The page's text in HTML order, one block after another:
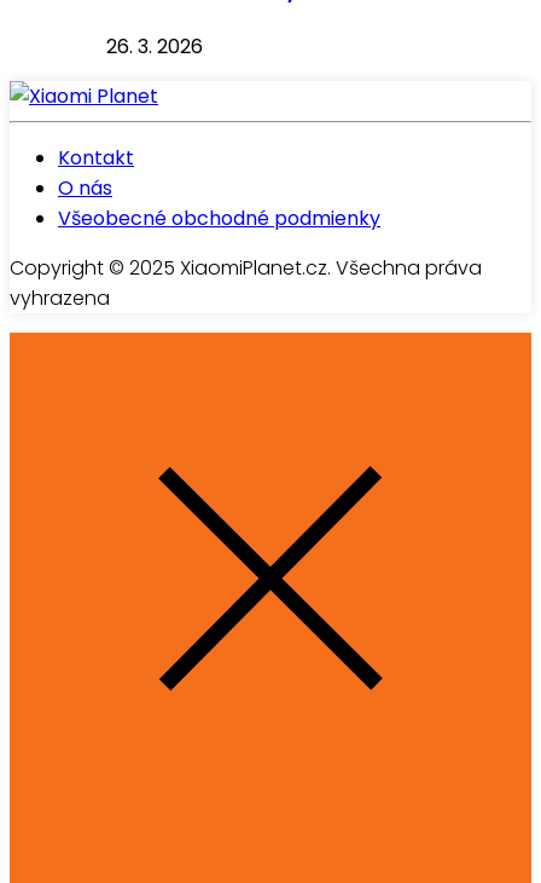
26. 3. 2026
Kontakt
O nás
Všeobecné obchodné podmienky
Copyright © 2025 XiaomiPlanet.cz. Všechna práva
vyhrazena